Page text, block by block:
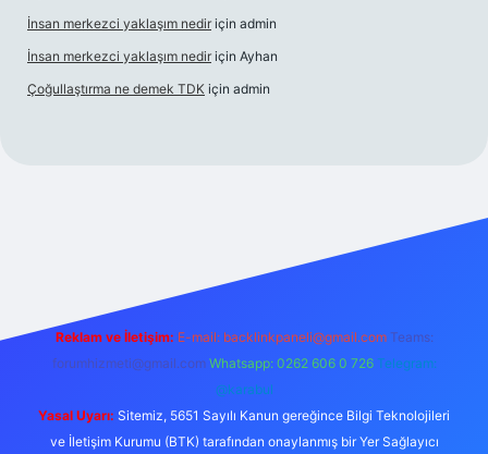
İnsan merkezci yaklaşım nedir için admin
İnsan merkezci yaklaşım nedir için Ayhan
Çoğullaştırma ne demek TDK için admin
Reklam ve İletişim: E-mail: backlinkpaneli@gmail.com Teams:
forumhizmeti@gmail.com Whatsapp: 0262 606 0 726 Telegram:
@karabul
Yasal Uyarı: Sitemiz, 5651 Sayılı Kanun gereğince Bilgi Teknolojileri
ve İletişim Kurumu (BTK) tarafından onaylanmış bir Yer Sağlayıcı